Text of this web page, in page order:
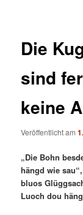
Die
sind
keine
Veröffentlicht am
„Die Bohn
hängd wie
bluos
Luoch dou